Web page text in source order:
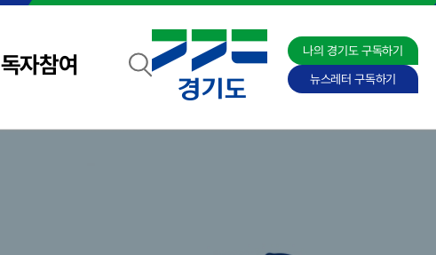
독자참여
나의 경기도 구독하기
뉴스레터 구독하기